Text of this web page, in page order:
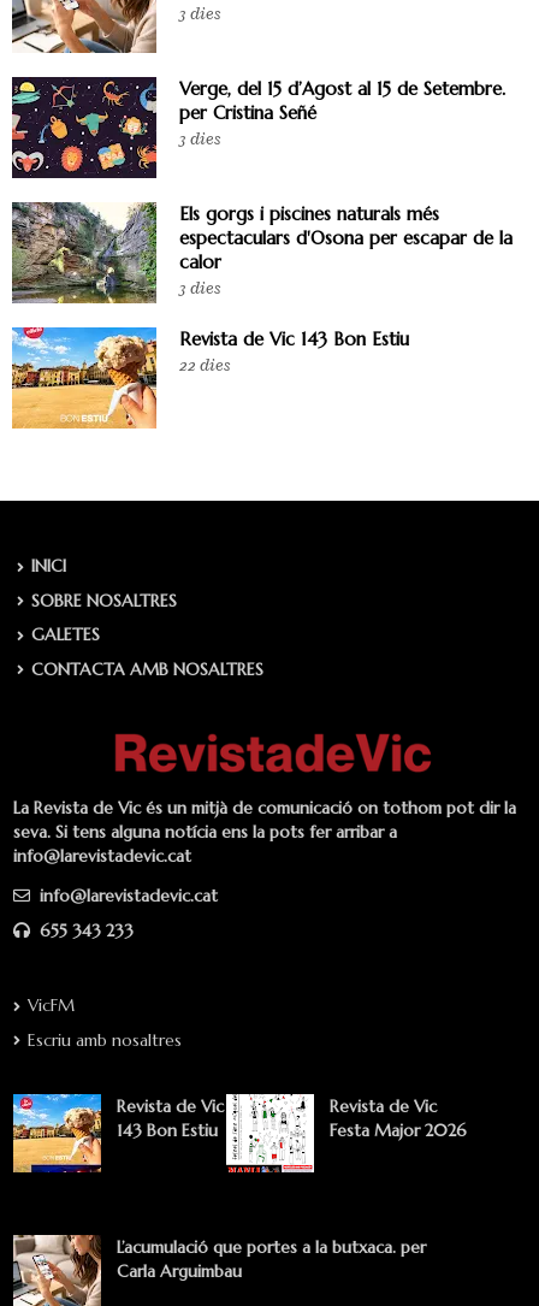
3 dies
Verge, del 15 d’Agost al 15 de Setembre.
per Cristina Señé
3 dies
Els gorgs i piscines naturals més
espectaculars d'Osona per escapar de la
calor
3 dies
Revista de Vic 143 Bon Estiu
22 dies
INICI
SOBRE NOSALTRES
GALETES
CONTACTA AMB NOSALTRES
La Revista de Vic és un mitjà de comunicació on tothom pot dir la
seva. Si tens alguna notícia ens la pots fer arribar a
info@larevistadevic.cat
info@larevistadevic.cat
655 343 233
VicFM
Escriu amb nosaltres
Revista de Vic
143 Bon Estiu
Revista de Vic
Festa Major 2026
L’acumulació que portes a la butxaca. per
Carla Arguimbau